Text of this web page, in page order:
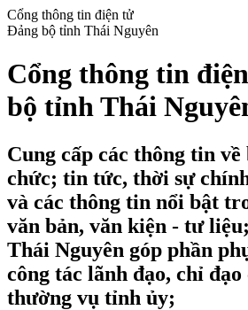
Cổng thông tin điện tử
Đảng bộ tỉnh Thái Nguyên
Cổng thông tin
bộ tỉnh Thái
Cung cấp các thông tin về
chức; tin tức, thời sự
và các thông tin nổi bật
văn bản, văn kiện - tư
Thái Nguyên góp phần
công tác lãnh đạo, chỉ đạo
thường vụ tỉnh ủy;